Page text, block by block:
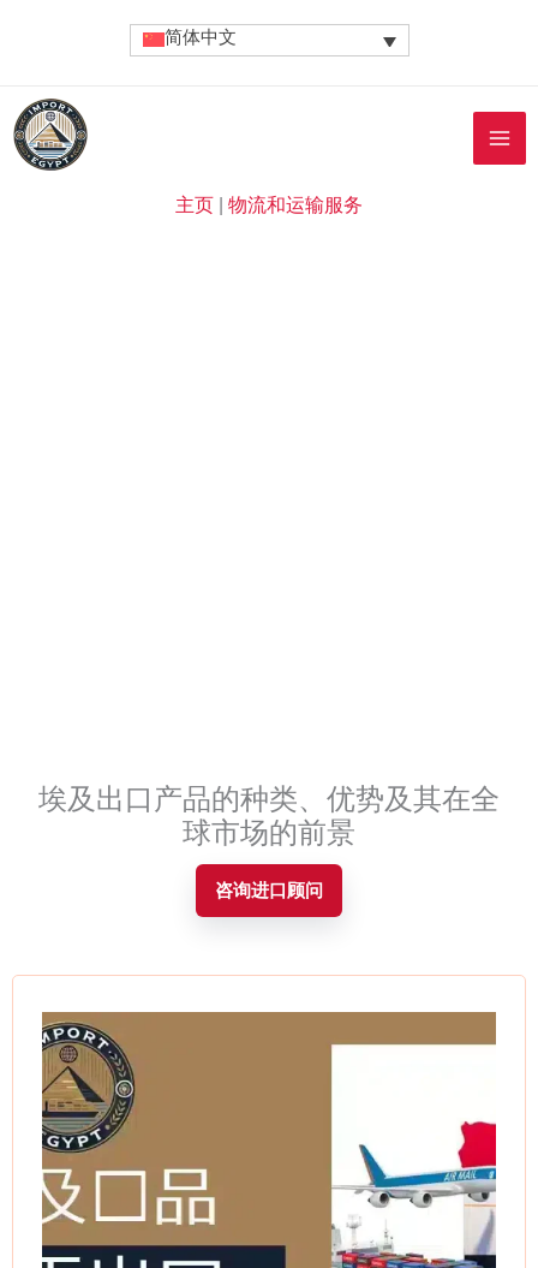
简体中文
主页 物流和运输服务
埃及出口产品的种类、优势及其在全
球市场的前景
咨询进口顾问
Contact